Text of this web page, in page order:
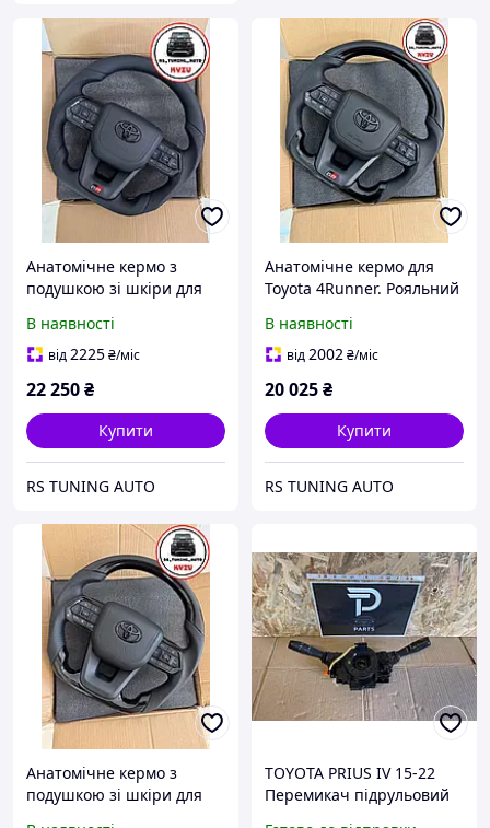
Анатомічне кермо з
подушкою зі шкіри для
GR. В сборі.
В наявності
від2225₴/міс
22 250₴
Купити
RS TUNING AUTO
Анатомічне кермо для
Toyota 4Runner. Рояльний
В наявності
від2002₴/міс
20 025₴
Купити
RS TUNING AUTO
Анатомічне кермо з
подушкою зі шкіри для
TOYOTA PRIUS IV 15-22
Перемикач підрульовий